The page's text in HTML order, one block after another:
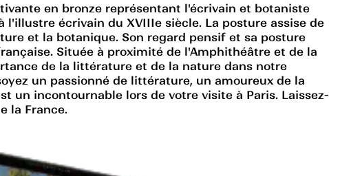
en bronze représentant l'écrivain et botaniste
écrivain du XVIIIe siècle. La posture assise de
et la botanique. Son regard pensif et sa posture
Située à proximité de l'Amphithéâtre et de la
de la littérature et de la nature dans notre
un passionné de littérature, un amoureux de la
un incontournable lors de votre visite à Paris. Laissez-
la France.